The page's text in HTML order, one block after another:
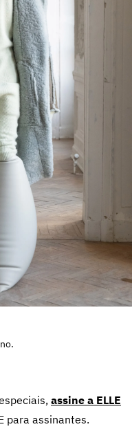
assine a ELLE
para assinantes.